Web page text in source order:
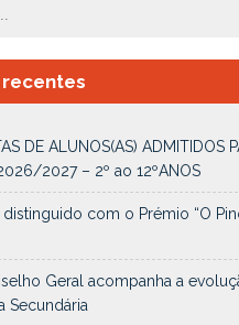
DE ALUNOS(AS) ADMITIDOS
2027 – 2º ao 12ºANOS
distinguido com o Prémio “O
Geral acompanha a
Secundária